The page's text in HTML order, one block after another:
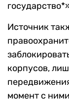
Источник
корпусов,
момент с